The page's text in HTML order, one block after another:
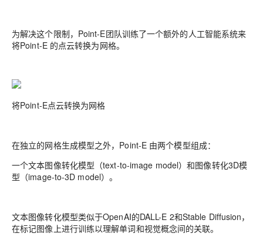
为解决这个限制，Point-E团队训练了一个额外的人工智能系统来
将Point-E 的点云转换为网格。
将Point-E点云转换为网格
在独立的网格生成模型之外，Point-E 由两个模型组成：
一个文本图像转化模型（text-to-image model）和图像转化3D模
型（image-to-3D model）。
文本图像转化模型类似于OpenAI的DALL-E 2和Stable Diffusion，
在标记图像上进行训练以理解单词和视觉概念间的关联。